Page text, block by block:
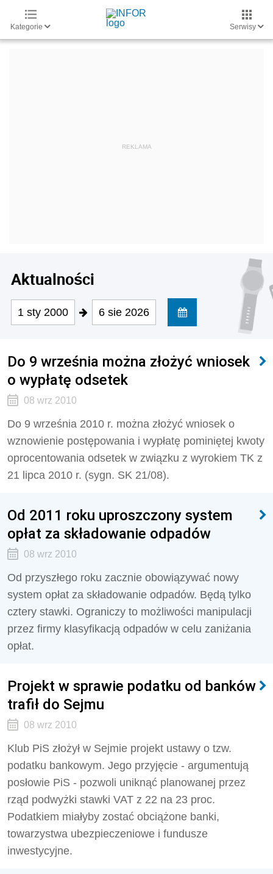
Kategorie Serwisy
Aktualności
1 sty 2000 6 sie 2026
Do 9 września można złożyć wniosek
o wypłatę odsetek
08 wrz 2010
Do 9 września 2010 r. można złożyć wniosek o
wznowienie postępowania i wypłatę pominiętej kwoty
oprocentowania odsetek w związku z wyrokiem TK z
21 lipca 2010 r. (sygn. SK 21/08).
Od 2011 roku uproszczony system
opłat za składowanie odpadów
08 wrz 2010
Od przyszłego roku zacznie obowiązywać nowy
system opłat za składowanie odpadów. Będą tylko
cztery stawki. Ograniczy to możliwości manipulacji
przez firmy klasyfikacją odpadów w celu zaniżania
opłat.
Projekt w sprawie podatku od banków
trafił do Sejmu
08 wrz 2010
Klub PiS złożył w Sejmie projekt ustawy o tzw.
podatku bankowym. Jego przyjęcie - argumentują
posłowie PiS - pozwoli uniknąć planowanej przez
rząd podwyżki stawki VAT z 22 na 23 proc.
Podatkiem miałyby zostać obciążone banki,
towarzystwa ubezpieczeniowe i fundusze
inwestycyjne.